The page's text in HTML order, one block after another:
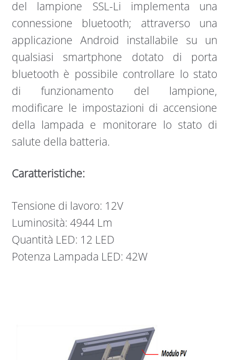
del lampione SSL-Li implementa una
connessione bluetooth; attraverso una
applicazione Android installabile su un
qualsiasi smartphone dotato di porta
bluetooth è possibile controllare lo stato
di funzionamento del lampione,
modificare le impostazioni di accensione
della lampada e monitorare lo stato di
salute della batteria.
Caratteristiche:
Tensione di lavoro: 12V
Luminosità: 4944 Lm
Quantità LED: 12 LED
Potenza Lampada LED: 42W